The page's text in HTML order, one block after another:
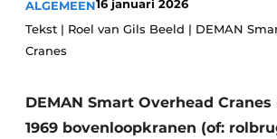
Privacy / Cookie statement
Vacature aanmelden
ALGEMEEN16 januari 2026
Tekst | Roel van Gils Beeld | DEMAN
Cranes
DEMAN Smart Overhead
1969 bovenloopkranen (of: